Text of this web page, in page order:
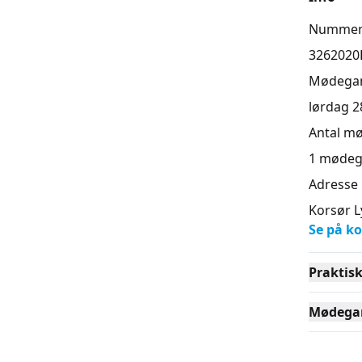
En
"Kurset
og
dagen -
skoven
lørdag
Antal
1
Adresse
Korsør
Se på